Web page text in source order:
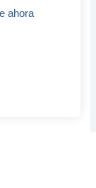
ahora